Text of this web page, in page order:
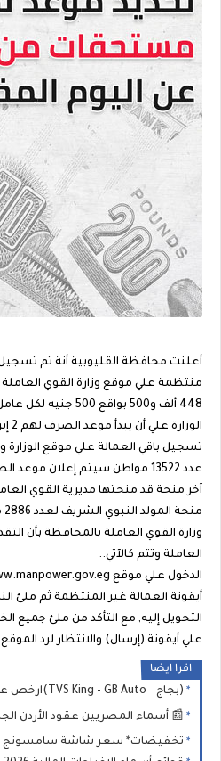
448 ألف و500 بواقع
تسجيل باقي العمالة علي موقع الوزارة
عدد 13522 مواطن سيتم إعلان
آخر منحة قد منحتها مديرية القوي
وزارة القوي العاملة بالمحافظة بأن
العاملة وتتم كالآتي..
أيقونة العمالة غير المنتظمة ثم ملئ
التحويل إليه, مع التأكد من ملئ
علي أيقونة (إرسال) والانتظار لرد
اقرا ايضا
(بجاج – TVS King - GB Auto)ارخص عناوين معارض بيع التوك توك بالتقسيط بدون مقدم 2026 الاسعار في "معرض أولاد ماهر للتوكتوك"
📰 أسماء المصريين عقود الأردن الجديدة بتاريخ اليوم ( عقود الأردن تشمل
تخفيضات* سعر شاشة سامسونج 55 بوصة كيرف في كارفور 2026 💡 جدول الأسعار وأهم العروض الخفية